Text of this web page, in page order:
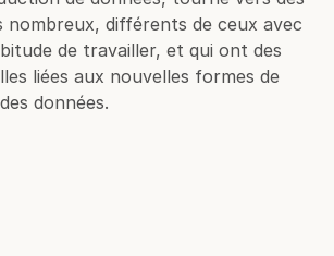
nombreux, différents de ceux avec
de travailler, et qui ont des
liées aux nouvelles formes de
données.